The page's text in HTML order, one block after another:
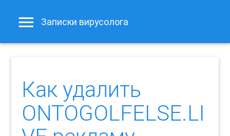
Записки вирусолога
Как удалить
ONTOGOLFELSE.LI